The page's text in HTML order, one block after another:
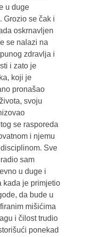
u duge
Grozio se čak i
oskrnavljen
se nalazi na
zdravlja i
i zato je
koji je
pronašao
svoju
se rasporeda
i njemu
Sve
sam
u duge i
kada je primjetio
da bude u
mišićima
i čilost trudio
ponekad